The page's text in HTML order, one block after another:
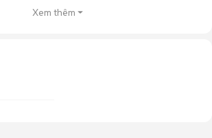
Xem thêm